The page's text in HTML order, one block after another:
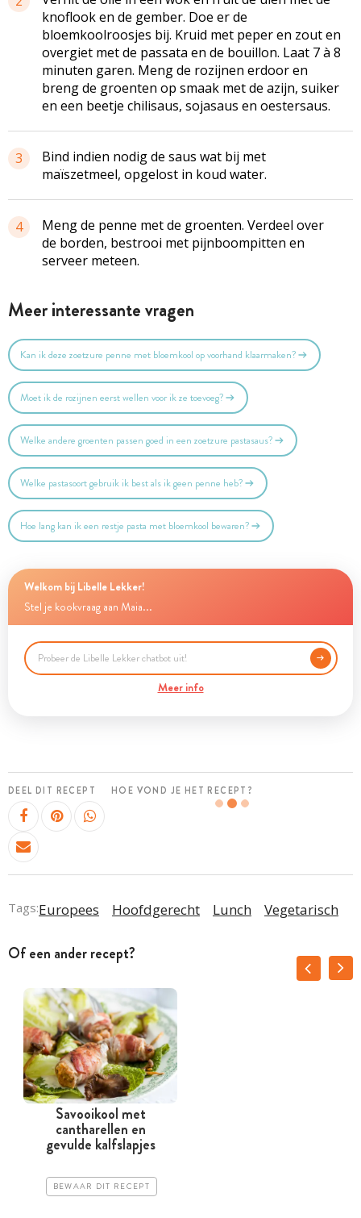
knoflook en de gember. Doe er de
bloemkoolroosjes bij. Kruid met peper en zout en
overgiet met de passata en de bouillon. Laat 7 à 8
minuten garen. Meng de rozijnen erdoor en
breng de groenten op smaak met de azijn, suiker
en een beetje chilisaus, sojasaus en oestersaus.
3
Bind indien nodig de saus wat bij met
maïszetmeel, opgelost in koud water.
4
Meng de penne met de groenten. Verdeel over
de borden, bestrooi met pijnboompitten en
serveer meteen.
Meer interessante vragen
Kan ik deze zoetzure penne met bloemkool op voorhand klaarmaken?
Moet ik de rozijnen eerst wellen voor ik ze toevoeg?
Welke andere groenten passen goed in een zoetzure pastasaus?
Welke pastasoort gebruik ik best als ik geen penne heb?
Hoe lang kan ik een restje pasta met bloemkool bewaren?
Welkom bij Libelle Lekker!
Stel je kookvraag aan Maia...
Meer info
DEEL DIT RECEPT HOE VOND JE HET RECEPT?
Tags:Europees Hoofdgerecht Lunch Vegetarisch
Of een ander recept?
Savooikool met
cantharellen en
gevulde kalfslapjes
BEWAAR DIT RECEPT